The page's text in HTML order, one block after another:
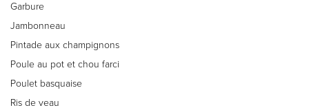
Garbure
Jambonneau
Pintade aux champignons
Poule au pot et chou farci
Poulet basquaise
Ris de veau